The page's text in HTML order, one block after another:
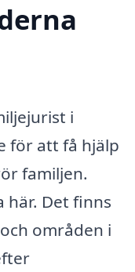
i
för att få hjälp
familjen.
här. Det finns
områden i